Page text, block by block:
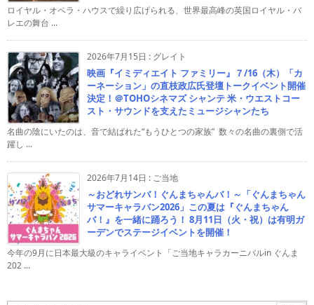
ロイヤル・オペラ・ハウスで繰り広げられる、世界最高峰の英国ロイヤル・バ
レエの舞台 ...
2026年7月15日 : グレイト
映画『イミディエイト ファミリー』７/16（木）「カ
ーネーション」の直枝政広氏登壇トークイベント開催
決定！＠TOHOシネマズ シャンテ 米・ウエストコー
スト・サウンドを支えたミュージシャンたち
名曲の陰にいたのは、音で結ばれた“もうひとつの家族” 数々の名曲の裏側で活
躍し ...
2026年7月14日 : ご当地
～おどれサンバ！ぐんまちゃんバ！～「ぐんまちゃん
サマーキャラバン2026」この夏は『ぐんまちゃん
バ！』を一緒に踊ろう！ 8月11日（火・祝）は有明ガ
ーデンでステージイベントを開催！
今年の9月に日本最大級のキャライベント「ご当地キャラカーニバルin ぐんま
202 ...